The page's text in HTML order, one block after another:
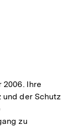
2006. Ihre
der Schutz
zu